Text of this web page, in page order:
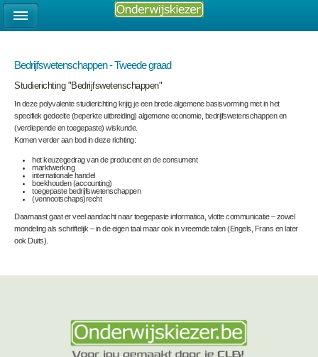
Bedrijfswetenschappen - Tweede graad
Studierichting "Bedrijfswetenschappen"
In deze polyvalente studierichting krijig je een brede algemene basisvorming met in het
specifiek gedeelte (beperkte uitbreiding) algemene economie, bedrijfswetenschappen en
(verdiepende en toegepaste) wiskunde.
Komen verder aan bod in deze richting:
het keuzegedrag van de producent en de consument
marktwerking
internationale handel
boekhouden (accounting)
toegepaste bedrijfswetenschappen
(vennootschaps)recht
Daarnaast gaat er veel aandacht naar toegepaste informatica, vlotte communicatie – zowel
mondeling als schriftelijk – in de eigen taal maar ook in vreemde talen (Engels, Frans en later
ook Duits).